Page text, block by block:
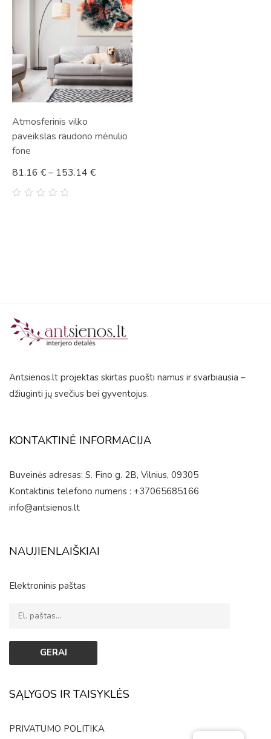
Atmosferinis vilko
paveikslas raudono mėnulio
fone
81.16 €– 153.14 €
Antsienos.lt projektas skirtas puošti namus ir svarbiausia –
džiuginti jų svečius bei gyventojus.
KONTAKTINĖ INFORMACIJA
Buveinės adresas: S. Fino g. 2B, Vilnius, 09305
Kontaktinis telefono numeris : +37065685166
info@antsienos.lt
NAUJIENLAIŠKIAI
Elektroninis paštas
SĄLYGOS IR TAISYKLĖS
PRIVATUMO POLITIKA